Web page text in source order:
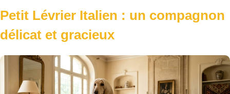
Petit Lévrier Italien : un compagnon
délicat et gracieux